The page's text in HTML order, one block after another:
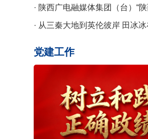
· 陕西广电融媒体集团（台）“
节元旦启幕
· 从三秦大地到英伦彼岸 田冰
党建工作